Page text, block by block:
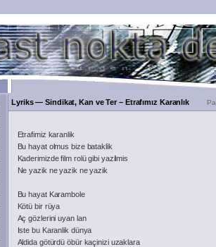
Lyriks — Sindikat, Kan ve Ter – Etrafımız Karanlık
Etrafimiz karanlik
Bu hayat olmus bize bataklik
Kaderimizde film rolü gibi yazilmis
Ne yazik ne yazik ne yazik
Bu hayat Karambole
Kötü bir rüya
Aç gözlerini uyan lan
Iste bu Karanlik dünya
Aldida götürdü öbür kaçinizi uzaklara